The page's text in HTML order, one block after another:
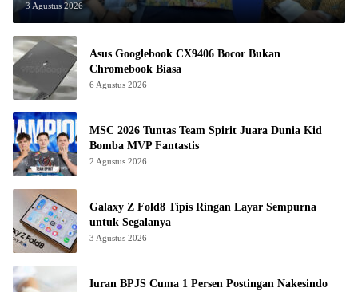
3 Agustus 2026
Asus Googlebook CX9406 Bocor Bukan
Chromebook Biasa
6 Agustus 2026
MSC 2026 Tuntas Team Spirit Juara Dunia Kid
Bomba MVP Fantastis
2 Agustus 2026
Galaxy Z Fold8 Tipis Ringan Layar Sempurna
untuk Segalanya
3 Agustus 2026
Iuran BPJS Cuma 1 Persen Postingan Nakesindo